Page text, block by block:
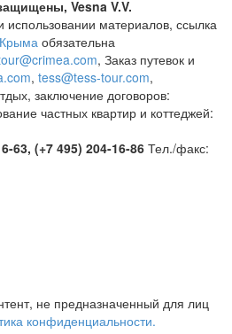
Vesna V.V.
материалов, ссылка
обязательна
, Заказ путевок и
, tess@tess-tour.com,
заключение договоров:
частных квартир и коттеджей:
63, (+7 495) 204-16-86 Тел./факс:
не предназначенный для лиц
конфиденциальности.